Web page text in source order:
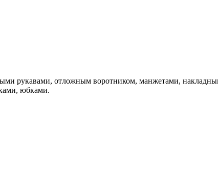
рукавами, отложным воротником, манжетами,
юбками.